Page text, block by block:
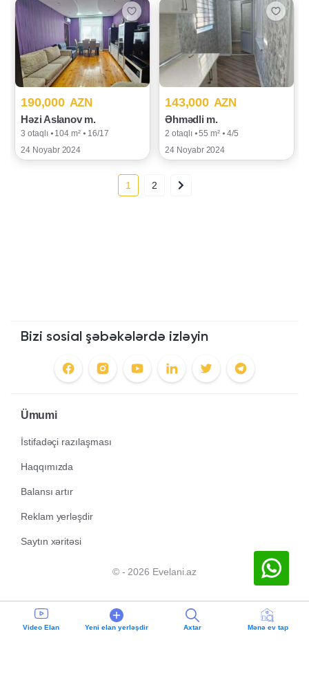
190,000 AZN
Həzi Aslanov m.
3 otaqlı ⦁ 104 m² ⦁ 16/17
24 Noyabr 2024
143,000 AZN
Əhmədli m.
2 otaqlı ⦁ 55 m² ⦁ 4/5
24 Noyabr 2024
1 2
Video Elan Yeni elan yerləşdir Axtar Mənə ev tap
Bizi sosial şəbəkələrdə izləyin
Ümumi
İstifadəçi razılaşması
Haqqımızda
Balansı artır
Reklam yerləşdir
Saytın xəritəsi
© - 2026 Evelani.az